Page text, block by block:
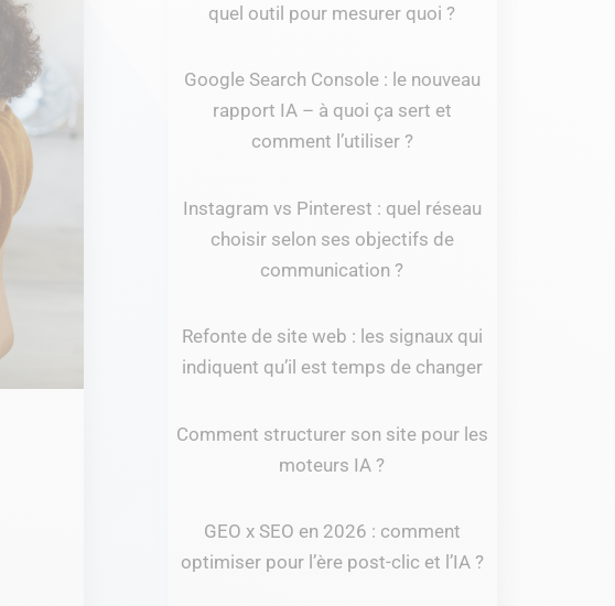
quel outil pour mesurer quoi ?
Google Search Console : le nouveau
rapport IA – à quoi ça sert et
comment l’utiliser ?
Instagram vs Pinterest : quel réseau
choisir selon ses objectifs de
communication ?
Refonte de site web : les signaux qui
indiquent qu’il est temps de changer
Comment structurer son site pour les
moteurs IA ?
GEO x SEO en 2026 : comment
optimiser pour l’ère post-clic et l’IA ?